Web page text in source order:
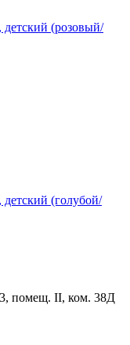
(розовый/
(голубой/
3, помещ. II, ком. 38Д